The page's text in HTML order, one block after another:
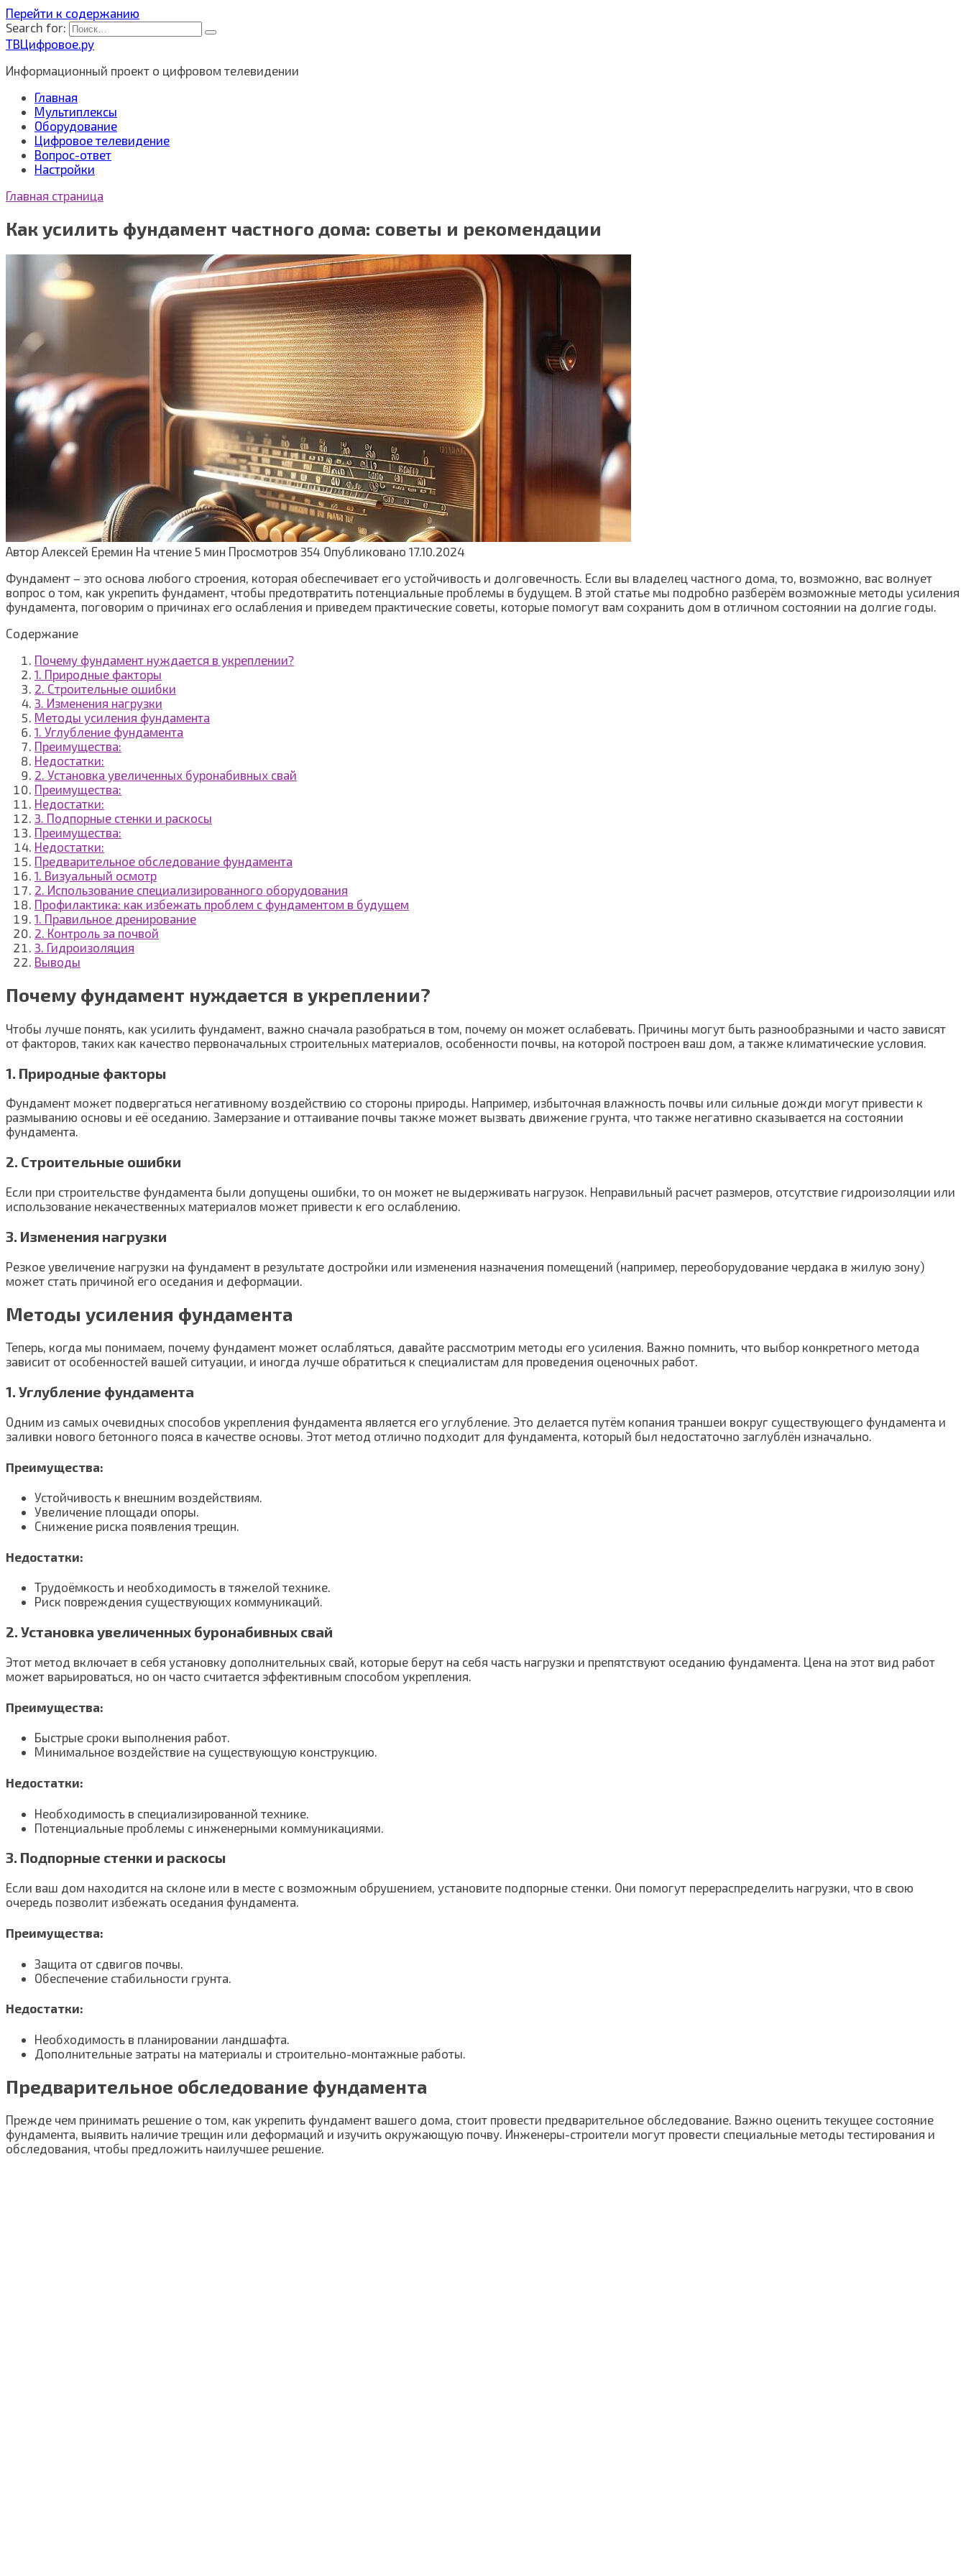
Перейти к содержанию
Search for:
ТВЦифровое.ру
Информационный проект о цифровом телевидении
Главная
Мультиплексы
Оборудование
Цифровое телевидение
Вопрос-ответ
Настройки
Главная страница
Как усилить фундамент частного дома: советы и рекомендации
Автор Алексей Еремин На чтение 5 мин Просмотров 354 Опубликовано 17.10.2024
Фундамент – это основа любого строения, которая обеспечивает его устойчивость и долговечность. Если вы владелец частного дома, то, возможно, вас волнует
вопрос о том, как укрепить фундамент, чтобы предотвратить потенциальные проблемы в будущем. В этой статье мы подробно разберём возможные методы усиления
фундамента, поговорим о причинах его ослабления и приведем практические советы, которые помогут вам сохранить дом в отличном состоянии на долгие годы.
Содержание
Почему фундамент нуждается в укреплении?
1. Природные факторы
2. Строительные ошибки
3. Изменения нагрузки
Методы усиления фундамента
1. Углубление фундамента
Преимущества:
Недостатки:
2. Установка увеличенных буронабивных свай
Преимущества:
Недостатки:
3. Подпорные стенки и раскосы
Преимущества:
Недостатки:
Предварительное обследование фундамента
1. Визуальный осмотр
2. Использование специализированного оборудования
Профилактика: как избежать проблем с фундаментом в будущем
1. Правильное дренирование
2. Контроль за почвой
3. Гидроизоляция
Выводы
Почему фундамент нуждается в укреплении?
Чтобы лучше понять, как усилить фундамент, важно сначала разобраться в том, почему он может ослабевать. Причины могут быть разнообразными и часто зависят
от факторов, таких как качество первоначальных строительных материалов, особенности почвы, на которой построен ваш дом, а также климатические условия.
1. Природные факторы
Фундамент может подвергаться негативному воздействию со стороны природы. Например, избыточная влажность почвы или сильные дожди могут привести к
размыванию основы и её оседанию. Замерзание и оттаивание почвы также может вызвать движение грунта, что также негативно сказывается на состоянии
фундамента.
2. Строительные ошибки
Если при строительстве фундамента были допущены ошибки, то он может не выдерживать нагрузок. Неправильный расчет размеров, отсутствие гидроизоляции или
использование некачественных материалов может привести к его ослаблению.
3. Изменения нагрузки
Резкое увеличение нагрузки на фундамент в результате достройки или изменения назначения помещений (например, переоборудование чердака в жилую зону)
может стать причиной его оседания и деформации.
Методы усиления фундамента
Теперь, когда мы понимаем, почему фундамент может ослабляться, давайте рассмотрим методы его усиления. Важно помнить, что выбор конкретного метода
зависит от особенностей вашей ситуации, и иногда лучше обратиться к специалистам для проведения оценочных работ.
1. Углубление фундамента
Одним из самых очевидных способов укрепления фундамента является его углубление. Это делается путём копания траншеи вокруг существующего фундамента и
заливки нового бетонного пояса в качестве основы. Этот метод отлично подходит для фундамента, который был недостаточно заглублён изначально.
Преимущества:
Устойчивость к внешним воздействиям.
Увеличение площади опоры.
Снижение риска появления трещин.
Недостатки:
Трудоёмкость и необходимость в тяжелой технике.
Риск повреждения существующих коммуникаций.
2. Установка увеличенных буронабивных свай
Этот метод включает в себя установку дополнительных свай, которые берут на себя часть нагрузки и препятствуют оседанию фундамента. Цена на этот вид работ
может варьироваться, но он часто считается эффективным способом укрепления.
Преимущества:
Быстрые сроки выполнения работ.
Минимальное воздействие на существующую конструкцию.
Недостатки:
Необходимость в специализированной технике.
Потенциальные проблемы с инженерными коммуникациями.
3. Подпорные стенки и раскосы
Если ваш дом находится на склоне или в месте с возможным обрушением, установите подпорные стенки. Они помогут перераспределить нагрузки, что в свою
очередь позволит избежать оседания фундамента.
Преимущества:
Защита от сдвигов почвы.
Обеспечение стабильности грунта.
Недостатки:
Необходимость в планировании ландшафта.
Дополнительные затраты на материалы и строительно-монтажные работы.
Предварительное обследование фундамента
Прежде чем принимать решение о том, как укрепить фундамент вашего дома, стоит провести предварительное обследование. Важно оценить текущее состояние
фундамента, выявить наличие трещин или деформаций и изучить окружающую почву. Инженеры-строители могут провести специальные методы тестирования и
обследования, чтобы предложить наилучшее решение.